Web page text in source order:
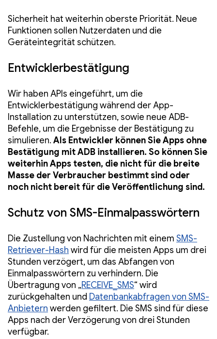
Sicherheit hat weiterhin oberste Priorität. Neue
Funktionen sollen Nutzerdaten und die
Geräteintegrität schützen.
Entwicklerbestätigung
Wir haben APIs eingeführt, um die
Entwicklerbestätigung während der App-
Installation zu unterstützen, sowie neue ADB-
Befehle, um die Ergebnisse der Bestätigung zu
simulieren. Als Entwickler können Sie Apps ohne
Bestätigung mit ADB installieren. So können Sie
weiterhin Apps testen, die nicht für die breite
Masse der Verbraucher bestimmt sind oder
noch nicht bereit für die Veröffentlichung sind.
Schutz von SMS-Einmalpasswörtern
Die Zustellung von Nachrichten mit einem SMS-
Retriever-Hash wird für die meisten Apps um drei
Stunden verzögert, um das Abfangen von
Einmalpasswörtern zu verhindern. Die
Übertragung von „RECEIVE_SMS“ wird
zurückgehalten und Datenbankabfragen von SMS-
Anbietern werden gefiltert. Die SMS sind für diese
Apps nach der Verzögerung von drei Stunden
verfügbar.